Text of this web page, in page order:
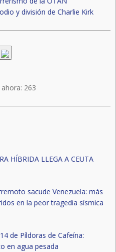
y división de Charlie Kirk
263
HÍBRIDA LLEGA A CEUTA
sacude Venezuela: más
en la peor tragedia sísmica
de Píldoras de Cafeína:
en agua pesada